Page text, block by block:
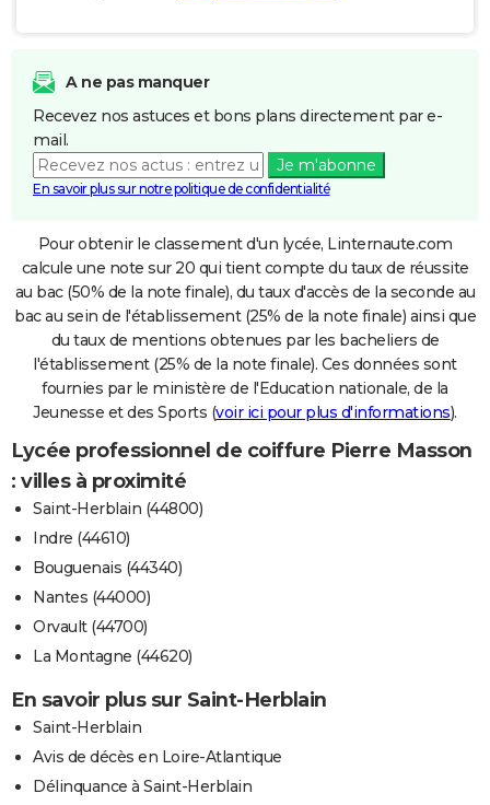
A ne pas manquer
Recevez nos astuces et bons plans directement par e-
mail.
Je m'abonne
En savoir plus sur notre politique de confidentialité
Pour obtenir le classement d'un lycée, Linternaute.com
calcule une note sur 20 qui tient compte du taux de réussite
au bac (50% de la note finale), du taux d'accès de la seconde au
bac au sein de l'établissement (25% de la note finale) ainsi que
du taux de mentions obtenues par les bacheliers de
l'établissement (25% de la note finale). Ces données sont
fournies par le ministère de l'Education nationale, de la
Jeunesse et des Sports (voir ici pour plus d'informations).
Lycée professionnel de coiffure Pierre Masson
: villes à proximité
Saint-Herblain (44800)
Indre (44610)
Bouguenais (44340)
Nantes (44000)
Orvault (44700)
La Montagne (44620)
En savoir plus sur Saint-Herblain
Saint-Herblain
Avis de décès en Loire-Atlantique
Délinquance à Saint-Herblain